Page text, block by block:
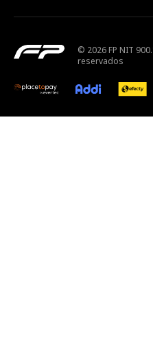
© 2026 FP NIT
reservados